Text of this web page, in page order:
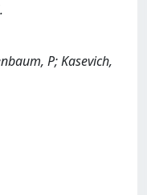
P; Kasevich,